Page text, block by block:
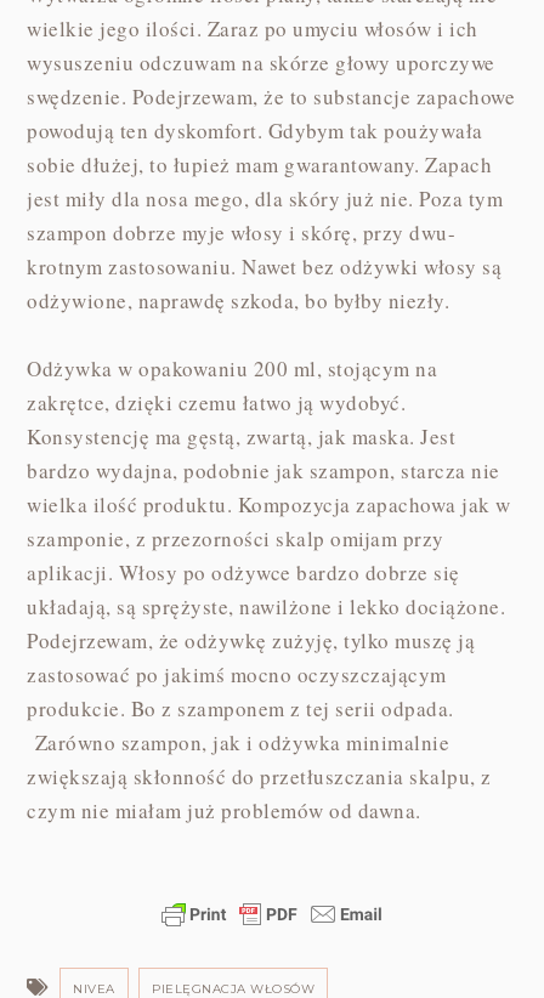
wielkie jego ilości. Zaraz po umyciu włosów i ich
wysuszeniu odczuwam na skórze głowy uporczywe
swędzenie. Podejrzewam, że to substancje zapachowe
powodują ten dyskomfort. Gdybym tak poużywała
sobie dłużej, to łupież mam gwarantowany. Zapach
jest miły dla nosa mego, dla skóry już nie. Poza tym
szampon dobrze myje włosy i skórę, przy dwu-
krotnym zastosowaniu. Nawet bez odżywki włosy są
odżywione, naprawdę szkoda, bo byłby niezły.
Odżywka w opakowaniu 200 ml, stojącym na
zakrętce, dzięki czemu łatwo ją wydobyć.
Konsystencję ma gęstą, zwartą, jak maska. Jest
bardzo wydajna, podobnie jak szampon, starcza nie
wielka ilość produktu. Kompozycja zapachowa jak w
szamponie, z przezorności skalp omijam przy
aplikacji. Włosy po odżywce bardzo dobrze się
układają, są sprężyste, nawilżone i lekko dociążone.
Podejrzewam, że odżywkę zużyję, tylko muszę ją
zastosować po jakimś mocno oczyszczającym
produkcie. Bo z szamponem z tej serii odpada.
Zarówno szampon, jak i odżywka minimalnie
zwiększają skłonność do przetłuszczania skalpu, z
czym nie miałam już problemów od dawna.
NIVEA PIELĘGNACJA WŁOSÓW